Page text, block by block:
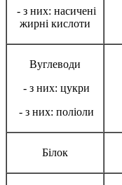
- з них: насичені
жирні кислоти
Вуглеводи
- з них: цукри
- з них: поліоли
Білок